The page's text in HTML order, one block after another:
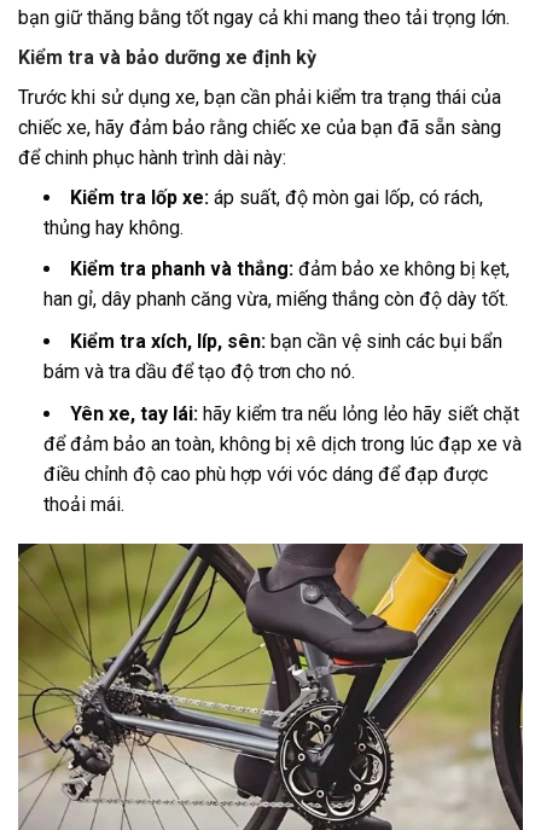
bạn giữ thăng bằng tốt ngay cả khi mang theo tải trọng lớn.
Kiểm tra và bảo dưỡng xe định kỳ
Trước khi sử dụng xe, bạn cần phải kiểm tra trạng thái của
chiếc xe, hãy đảm bảo rằng chiếc xe của bạn đã sẵn sàng
để chinh phục hành trình dài này:
Kiểm tra lốp xe:áp suất, độ mòn gai lốp, có rách,
thủng hay không.
Kiểm tra phanh và thắng:đảm bảo xe không bị kẹt,
han gỉ, dây phanh căng vừa, miếng thắng còn độ dày tốt.
Kiểm tra xích, líp, sên:bạn cần vệ sinh các bụi bẩn
bám và tra dầu để tạo độ trơn cho nó.
Yên xe, tay lái:hãy kiểm tra nếu lỏng lẻo hãy siết chặt
để đảm bảo an toàn, không bị xê dịch trong lúc đạp xe và
điều chỉnh độ cao phù hợp với vóc dáng để đạp được
thoải mái.